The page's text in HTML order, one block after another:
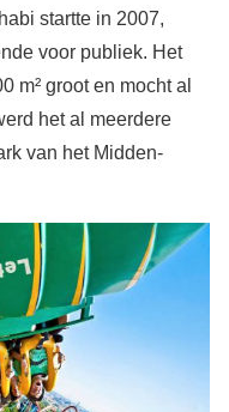
startte in 2007,
voor publiek. Het
m² groot en mocht al
het al meerdere
van het Midden-